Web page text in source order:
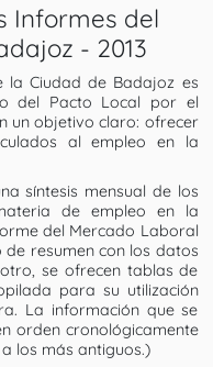
Informes del
- 2013
la Ciudad de Badajoz es
del Pacto Local por el
un objetivo claro: ofrecer
al empleo en la
síntesis mensual de los
de empleo en la
del Mercado Laboral
resumen con los datos
se ofrecen tablas de
para su utilización
La información que se
orden cronológicamente
los más antiguos.)